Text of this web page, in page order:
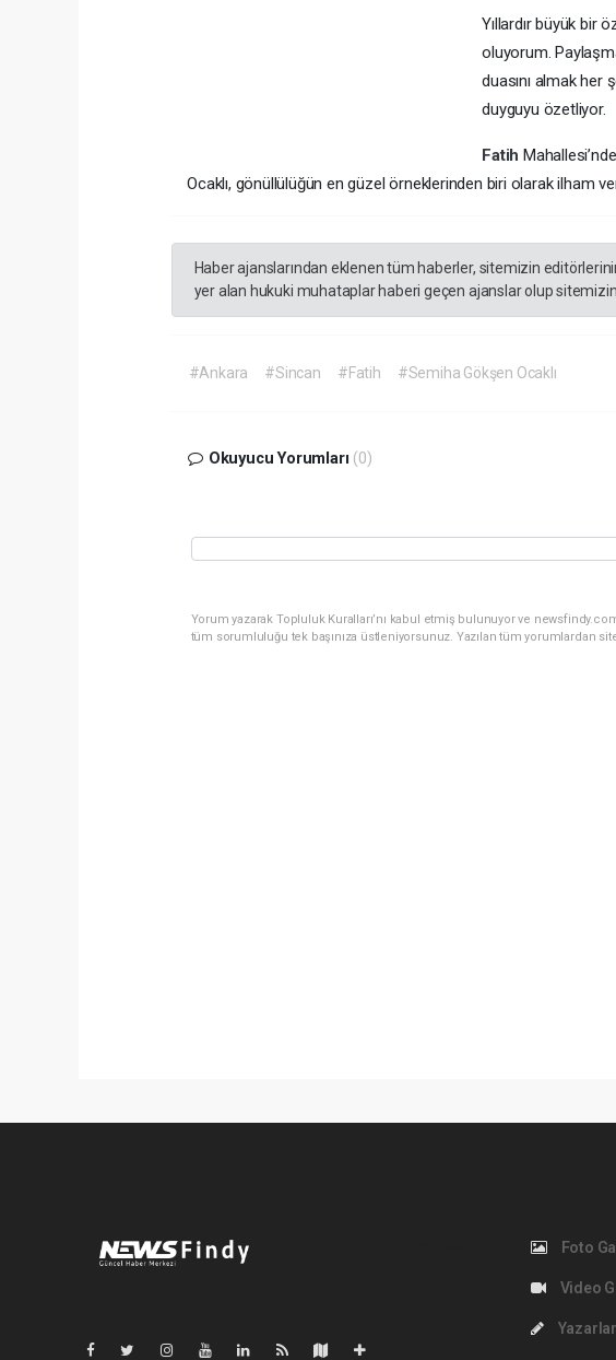
Yıllardır büyük bir
oluyorum.
duasını almak her
duyguyu özetliyor.
Fatih
Ocaklı, gönüllülüğün en güzel örneklerinden biri olarak ilham
Haber ajanslarından eklenen tüm haberler, sitemizin
yer alan hukuki muhataplar haberi geçen ajanslar olup
#Ankara #Sincan #Fatih #Semiha Gökşen Ocaklı
Okuyucu Yorumları (0)
Yorum yazarak Topluluk Kuralları’nı kabul etmiş bulunuyor ve
tüm sorumluluğu tek başınıza üstleniyorsunuz. Yazılan tüm yorumlardan
Foto
Video
Yazarlar